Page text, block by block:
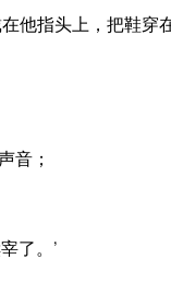
他指头上，把鞋穿
音；
了。’